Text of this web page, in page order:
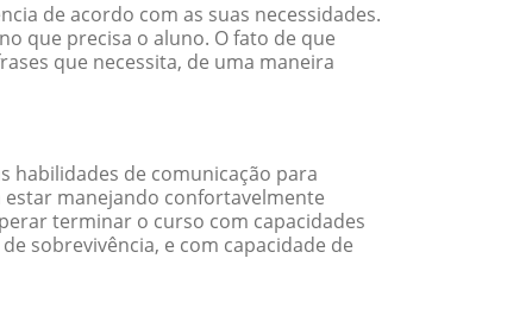
de acordo com as suas necessidades.
que precisa o aluno. O fato de que
que necessita, de uma maneira
habilidades de comunicação para
manejando confortavelmente
terminar o curso com capacidades
sobrevivência, e com capacidade de